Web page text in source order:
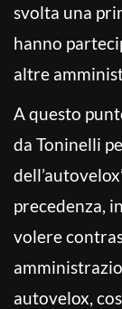
svolta una
hanno
altre
A questo
da Toninelli
precedenza,
volere
autovelox,